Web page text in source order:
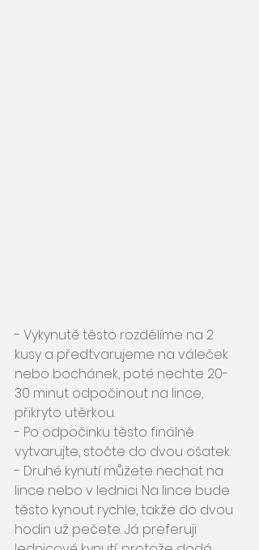
- Vykynuté těsto rozdělíme na 2
kusy a předtvarujeme na váleček
nebo bochánek, poté nechte 20-
30 minut odpočinout na lince,
přikryto utěrkou.
- Po odpočinku těsto finálně
vytvarujte, stočte do dvou ošatek.
- Druhé kynutí můžete nechat na
lince nebo v lednici. Na lince bude
těsto kynout rychle, takže do dvou
hodin už pečete. Já preferuji